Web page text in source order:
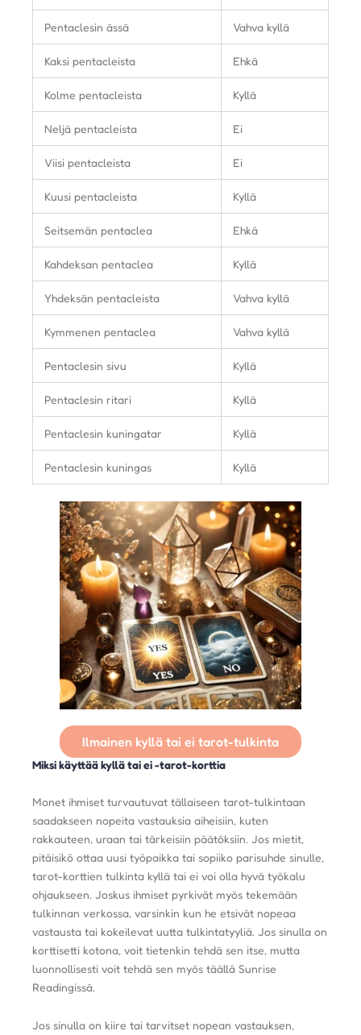
Pentaclesin ässä Vahva kyllä
Kaksi pentacleista Ehkä
Kolme pentacleista Kyllä
Neljä pentacleista Ei
Viisi pentacleista Ei
Kuusi pentacleista Kyllä
Seitsemän pentaclea Ehkä
Kahdeksan pentaclea Kyllä
Yhdeksän pentacleista Vahva kyllä
Kymmenen pentaclea Vahva kyllä
Pentaclesin sivu Kyllä
Pentaclesin ritari Kyllä
Pentaclesin kuningatar Kyllä
Pentaclesin kuningas Kyllä
Ilmainen kyllä ​​tai ei tarot-tulkinta
Miksi käyttää kyllä ​​tai ei -tarot-korttia
Monet ihmiset turvautuvat tällaiseen tarot-tulkintaan
saadakseen nopeita vastauksia aiheisiin, kuten
rakkauteen, uraan tai tärkeisiin päätöksiin. Jos mietit,
pitäisikö ottaa uusi työpaikka tai sopiiko parisuhde sinulle,
tarot-korttien tulkinta kyllä ​​tai ei voi olla hyvä työkalu
ohjaukseen. Joskus ihmiset pyrkivät myös tekemään
tulkinnan verkossa, varsinkin kun he etsivät nopeaa
vastausta tai kokeilevat uutta tulkintatyyliä. Jos sinulla on
korttisetti kotona, voit tietenkin tehdä sen itse, mutta
luonnollisesti voit tehdä sen myös täällä Sunrise
Readingissä.
Jos sinulla on kiire tai tarvitset nopean vastauksen,